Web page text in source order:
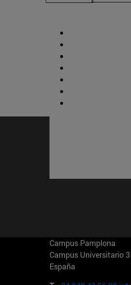
Campus Pamplona
Campus Universitario
España